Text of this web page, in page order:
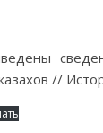
//